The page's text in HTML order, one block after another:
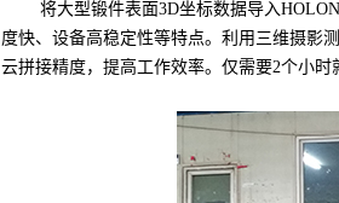
将大型锻件表面3D坐标数据导入
度快、设备高稳定性等特点。利用三维摄影
云拼接精度，提高工作效率。仅需要2个小